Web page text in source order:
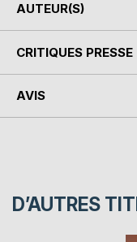
AUTEUR(S)
CRITIQUES PRESSE
AVIS
D’AUTRES